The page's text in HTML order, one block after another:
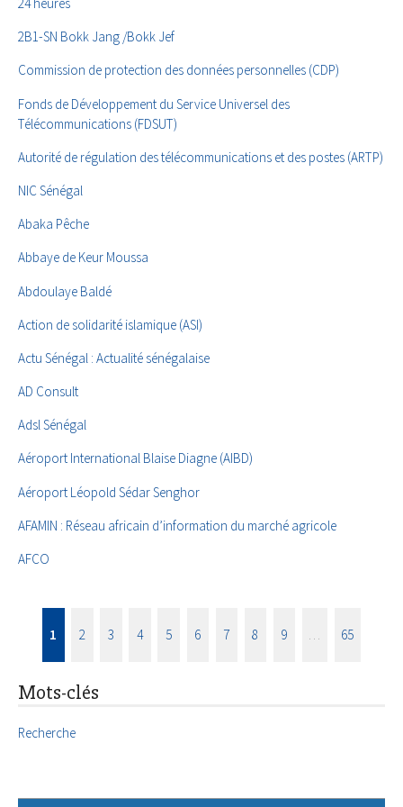
2B1-SN Bokk Jang /Bokk Jef
Commission de protection des données personnelles (CDP)
Fonds de Développement du Service Universel des
Télécommunications (FDSUT)
Autorité de régulation des télécommunications et des postes (ARTP)
NIC Sénégal
Abaka Pêche
Abbaye de Keur Moussa
Abdoulaye Baldé
Action de solidarité islamique (ASI)
Actu Sénégal : Actualité sénégalaise
AD Consult
Adsl Sénégal
Aéroport International Blaise Diagne (AIBD)
Aéroport Léopold Sédar Senghor
AFAMIN : Réseau africain d’information du marché agricole
AFCO
1 2 3 4 5 6 7 8 9 … 65
Mots-clés
Recherche